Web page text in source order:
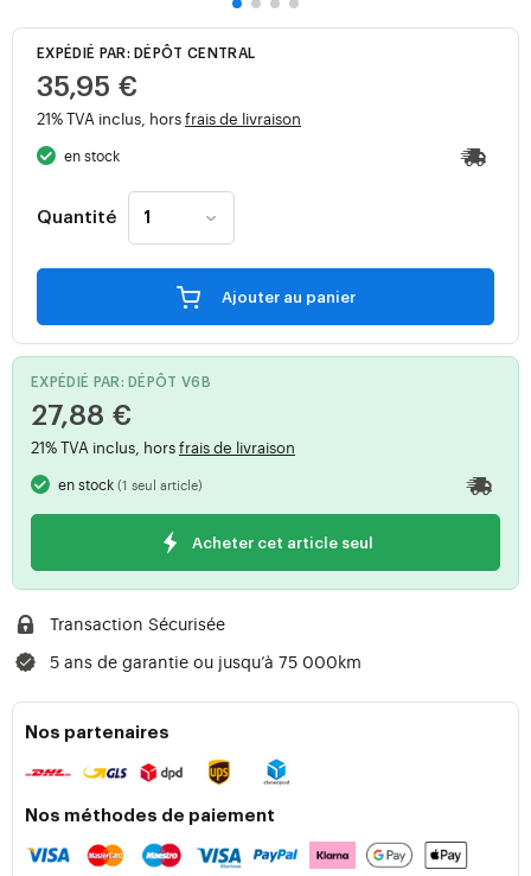
EXPÉDIÉ PAR: DÉPÔT CENTRAL
35,95 €
21% TVA inclus, horsfrais de livraison
en stock
Quantité
Ajouter au panier
EXPÉDIÉ PAR: DÉPÔT V6B
27,88 €
21% TVA inclus, horsfrais de livraison
en stock(1 seul article)
Acheter cet article seul
Transaction Sécurisée
5 ans de garantie ou jusqu’à 75 000km
Nos partenaires
Nos méthodes de paiement